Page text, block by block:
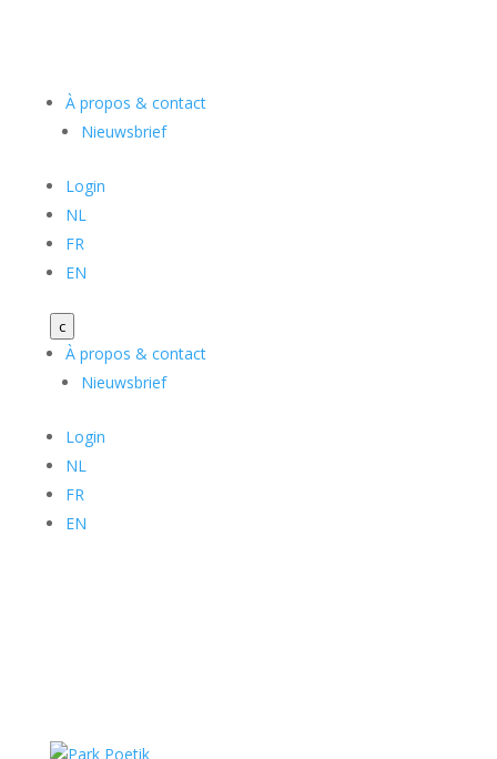
À propos & contact
Nieuwsbrief
Login
NL
FR
EN
c
À propos & contact
Nieuwsbrief
Login
NL
FR
EN